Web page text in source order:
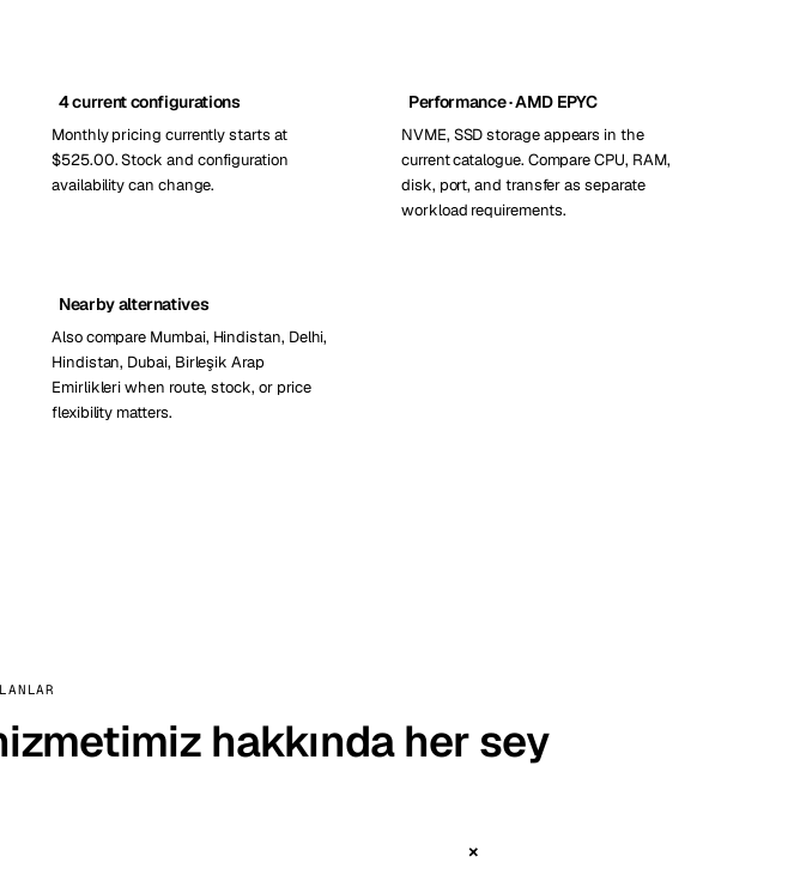
4 current configurations
Monthly pricing currently starts at
$525.00. Stock and configuration
availability can change.
Performance · AMD EPYC
NVME, SSD storage appears in the
current catalogue. Compare CPU, RAM,
disk, port, and transfer as separate
workload requirements.
Nearby alternatives
Also compare Mumbai, Hindistan, Delhi,
Hindistan, Dubai, Birleşik Arap
Emirlikleri when route, stock, or price
flexibility matters.
hakkında her sey